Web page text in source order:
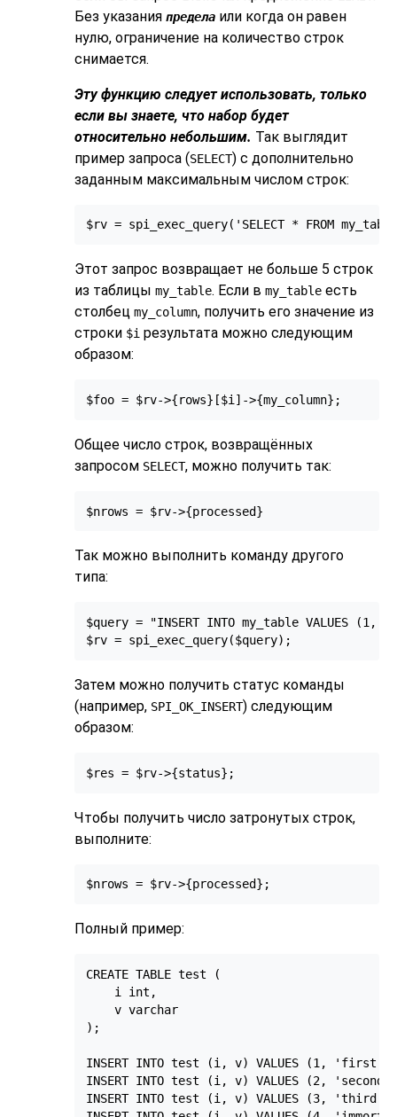
Без указания предела или когда он равен
нулю, ограничение на количество строк
снимается.
Эту функцию следует использовать, только
если вы знаете, что набор будет
относительно небольшим. Так выглядит
пример запроса (SELECT) с дополнительно
заданным максимальным числом строк:
$rv = spi_exec_query('SELECT * FROM
Этот запрос возвращает не больше 5 строк
из таблицы my_table. Если в my_table есть
столбец my_column, получить его значение из
строки $i результата можно следующим
образом:
$foo = $rv->{rows}[$i]->{my_column};
Общее число строк, возвращённых
запросом SELECT, можно получить так:
$nrows = $rv->{processed}
Так можно выполнить команду другого
типа:
$query = "INSERT INTO my_table VALUES
$rv = spi_exec_query($query);
Затем можно получить статус команды
(например, SPI_OK_INSERT) следующим
образом:
$res = $rv->{status};
Чтобы получить число затронутых строк,
выполните:
$nrows = $rv->{processed};
Полный пример:
CREATE TABLE test (
    i int,
    v varchar
);
INSERT INTO test (i, v) VALUES (1, 'first
INSERT INTO test (i, v) VALUES (2,
INSERT INTO test (i, v) VALUES (3, 'third